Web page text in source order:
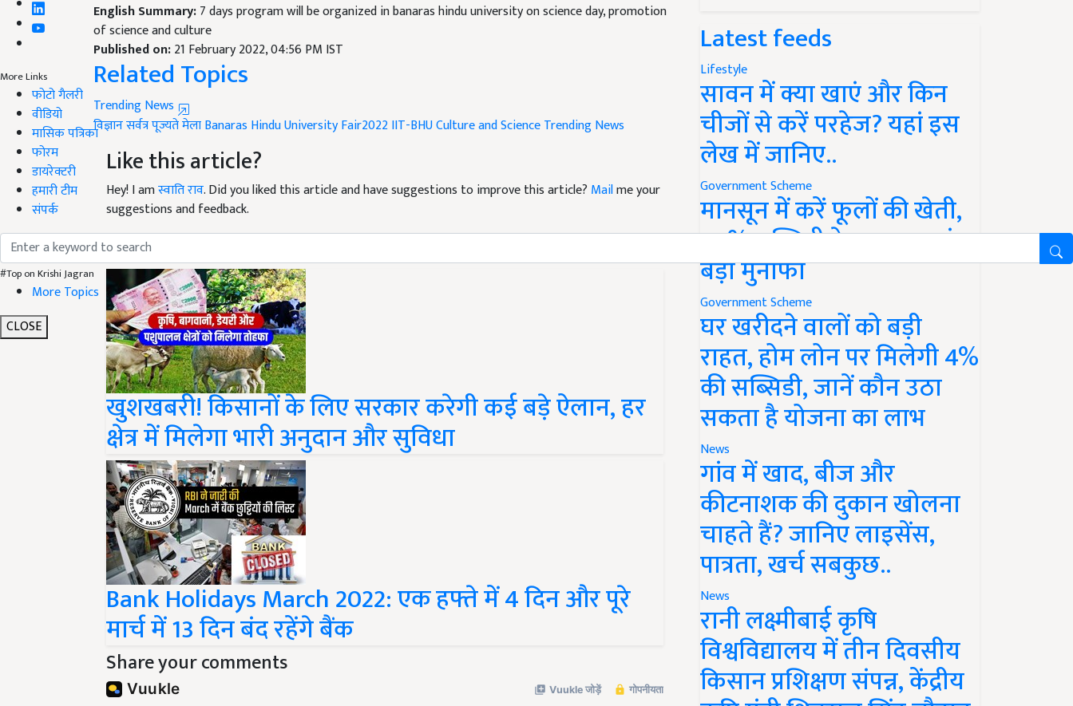
More Links
फोटो गैलरी
वीडियो
मासिक पत्रिका
फोरम
डायरेक्टरी
हमारी टीम
संपर्क
#Top on Krishi Jagran
More Topics
CLOSE
of science and culture
Published on:21 February 2022, 04:56 PM IST
Related Topics
Trending News
विज्ञान सर्वत्र पूज्यते मेला
Like this article?
Hey! I amस्वाति राव. Did you liked this article and have suggestions to improve this article?
suggestions and feedback.
Read next
खुशखबरी! किसानों के लिए सरकार करेगी कई बड़े ऐलान, हर
क्षेत्र में मिलेगा भारी अनुदान और सुविधा
Bank Holidays March 2022: एक हफ्ते में 4 दिन और पूरे
मार्च में 13 दिन बंद रहेंगे बैंक
Share your comments
Latest feeds
Lifestyle
सावन में क्या खाएं और किन
चीजों से करें परहेज? यहां इस
लेख में जानिए..
Government Scheme
मानसून में करें फूलों की खेती,
50% सब्सिडी के साथ कमाएं
बड़ा मुनाफा
Government Scheme
घर खरीदने वालों को बड़ी
राहत, होम लोन पर मिलेगी 4%
की सब्सिडी, जानें कौन उठा
सकता है योजना का लाभ
News
गांव में खाद, बीज और
कीटनाशक की दुकान खोलना
चाहते हैं? जानिए लाइसेंस,
पात्रता, खर्च सबकुछ..
News
रानी लक्ष्मीबाई कृषि
विश्वविद्यालय में तीन दिवसीय
किसान प्रशिक्षण संपन्न, केंद्रीय